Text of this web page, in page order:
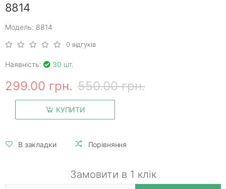
8814
Модель: 8814
0 відгуків
Наявність: 30 шт.
299.00 грн. 550.00 грн.
КУПИТИ
В закладки Порівняння
Замовити в 1 клік